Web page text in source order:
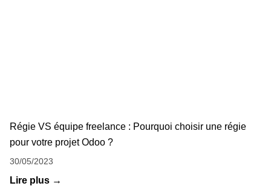
Régie VS équipe freelance : Pourquoi choisir une régie
pour votre projet Odoo ?
30/05/2023
Lire plus →